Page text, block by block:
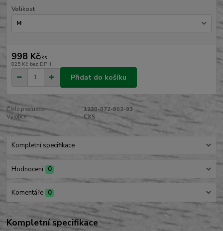
Velikost
998 Kč/ks
825 Kč bez DPH
Přidat do košíku
Číslo produktu:
1230-072-802-93
Výrobce:
CXS
Kompletní specifikace
Hodnocení 0
Komentáře 0
Kompletní specifikace